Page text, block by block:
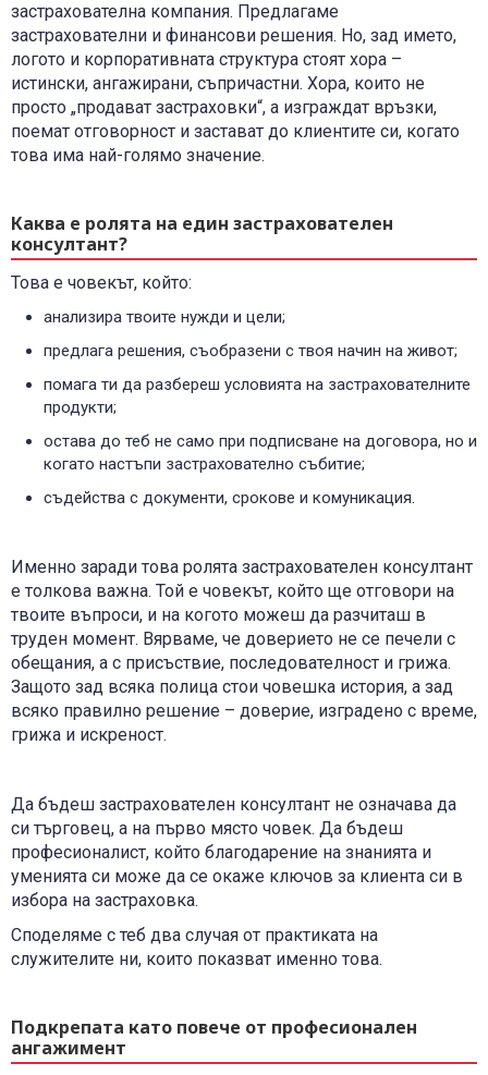
застрахователна компания. Предлагаме
застрахователни и финансови решения. Но, зад името,
логото и корпоративната структура стоят хора –
истински, ангажирани, съпричастни. Хора, които не
просто „продават застраховки“, а изграждат връзки,
поемат отговорност и застават до клиентите си, когато
това има най-голямо значение.
Каква е ролята на един застрахователен
консултант?
Това е човекът, който:
анализира твоите нужди и цели;
предлага решения, съобразени с твоя начин на живот;
помага ти да разбереш условията на застрахователните
продукти;
остава до теб не само при подписване на договора, но и
когато настъпи застрахователно събитие;
съдейства с документи, срокове и комуникация.
Именно заради това ролята застрахователен консултант
е толкова важна. Той е човекът, който ще отговори на
твоите въпроси, и на когото можеш да разчиташ в
труден момент. Вярваме, че доверието не се печели с
обещания, а с присъствие, последователност и грижа.
Защото зад всяка полица стои човешка история, а зад
всяко правилно решение – доверие, изградено с време,
грижа и искреност.
Да бъдеш застрахователен консултант не означава да
си търговец, а на първо място човек. Да бъдеш
професионалист, който благодарение на знанията и
уменията си може да се окаже ключов за клиента си в
избора на застраховка.
Споделяме с теб два случая от практиката на
служителите ни, които показват именно това.
Подкрепата като повече от професионален
ангажимент